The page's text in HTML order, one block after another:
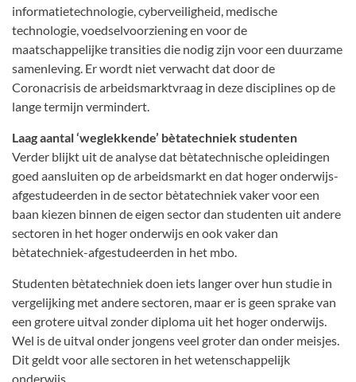
informatietechnologie, cyberveiligheid, medische
technologie, voedselvoorziening en voor de
maatschappelijke transities die nodig zijn voor een duurzame
samenleving. Er wordt niet verwacht dat door de
Coronacrisis de arbeidsmarktvraag in deze disciplines op de
lange termijn vermindert.
Laag aantal ‘weglekkende’ bètatechniek studenten
Verder blijkt uit de analyse dat bètatechnische opleidingen
goed aansluiten op de arbeidsmarkt en dat hoger onderwijs-
afgestudeerden in de sector bètatechniek vaker voor een
baan kiezen binnen de eigen sector dan studenten uit andere
sectoren in het hoger onderwijs en ook vaker dan
bètatechniek-afgestudeerden in het mbo.
Studenten bètatechniek doen iets langer over hun studie in
vergelijking met andere sectoren, maar er is geen sprake van
een grotere uitval zonder diploma uit het hoger onderwijs.
Wel is de uitval onder jongens veel groter dan onder meisjes.
Dit geldt voor alle sectoren in het wetenschappelijk
onderwijs.